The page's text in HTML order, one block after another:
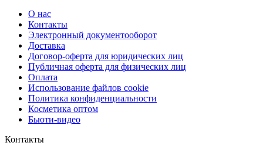
О нас
Контакты
Электронный документооборот
Доставка
Договор-оферта для юридических лиц
Публичная оферта для физических лиц
Оплата
Использование файлов cookie
Политика конфиденциальности
Косметика оптом
Бьюти-видео
Контакты